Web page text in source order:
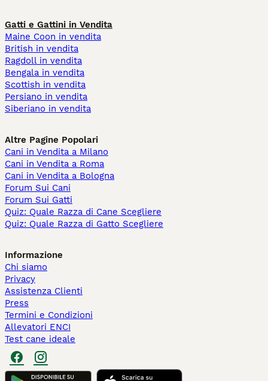
Gatti e Gattini in Vendita
Maine Coon in vendita
British in vendita
Ragdoll in vendita
Bengala in vendita
Scottish in vendita
Persiano in vendita
Siberiano in vendita
Altre Pagine Popolari
Cani in Vendita a Milano
Cani in Vendita a Roma
Cani in Vendita a Bologna
Forum Sui Cani
Forum Sui Gatti
Quiz: Quale Razza di Cane Scegliere
Quiz: Quale Razza di Gatto Scegliere
Informazione
Chi siamo
Privacy
Assistenza Clienti
Press
Termini e Condizioni
Allevatori ENCI
Test cane ideale